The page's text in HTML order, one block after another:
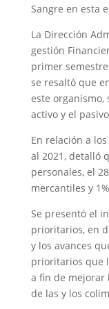
Sangre en esta
La Dirección
gestión
primer
se resaltó que
este
activo y el
En relación a
al 2021, detalló
personales, el
mercantiles y
Se presentó el
prioritarios, en
y los avances
prioritarios que
a fin de mejorar
de las y los